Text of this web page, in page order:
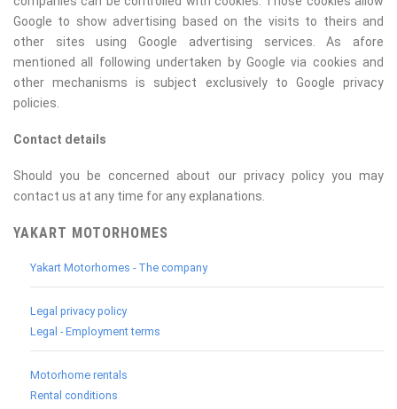
Google to show advertising based on the visits to theirs and
other sites using Google advertising services. As afore
mentioned all following undertaken by Google via cookies and
other mechanisms is subject exclusively to Google privacy
policies.
Contact details
Should you be concerned about our privacy policy you may
contact us at any time for any explanations.
YAKART MOTORHOMES
Yakart Motorhomes - The company
Legal privacy policy
Legal - Employment terms
Motorhome rentals
Rental conditions